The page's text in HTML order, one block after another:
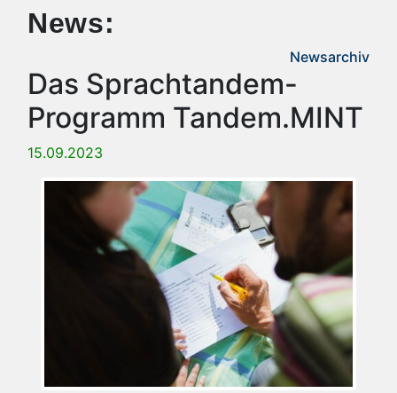
News:
Newsarchiv
Das Sprachtandem-
Programm Tandem.MINT
15.09.2023